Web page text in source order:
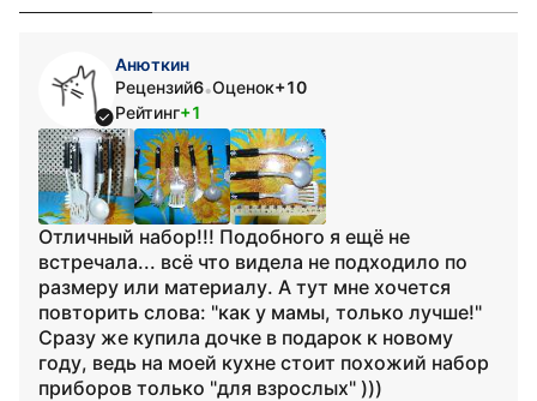
Анюткин
Рецензий6•Оценок+10
Рейтинг+1
Отличный набор!!! Подобного я ещё не
встречала... всё что видела не подходило по
размеру или материалу. А тут мне хочется
повторить слова: "как у мамы, только лучше!"
Сразу же купила дочке в подарок к новому
году, ведь на моей кухне стоит похожий набор
приборов только "для взрослых" )))